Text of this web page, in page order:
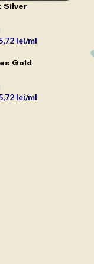
Silver
lei
Gold
lei